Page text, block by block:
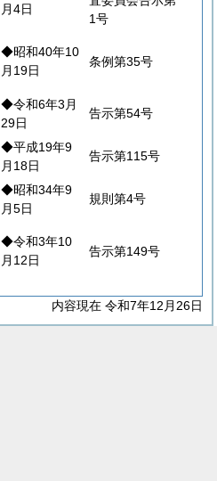
月4日
1号
◆昭和40年10
月19日
条例第35号
◆令和6年3月
29日
告示第54号
◆平成19年9
月18日
告示第115号
◆昭和34年9
月5日
規則第4号
◆令和3年10
月12日
告示第149号
内容現在 令和7年12月26日